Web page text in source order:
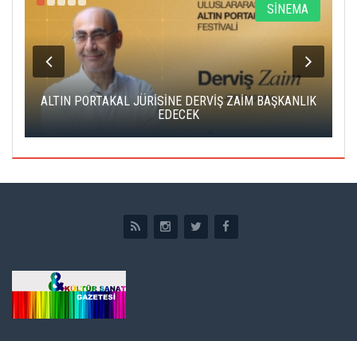
SİNEMA
ALTIN PORTAKAL JÜRİSİNE DERVİŞ ZAİM BAŞKANLIK
EDECEK